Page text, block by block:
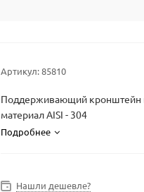
Артикул:85810
Поддерживающий кронштейн
материал AISI - 304
Подробнее
Нашли дешевле?